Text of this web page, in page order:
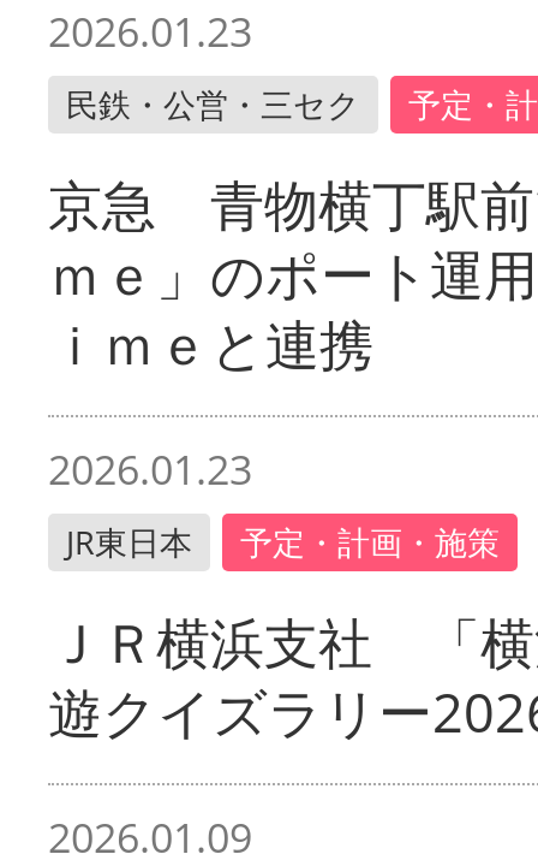
2026.01.23
民鉄・公営・三セク 予定・
京急 青物横丁駅
ｍｅ」のポート運
ｉｍｅと連携
2026.01.23
JR東日本 予定・計画・施策
ＪＲ横浜支社 「
遊クイズラリー
2026.01.09